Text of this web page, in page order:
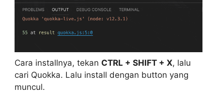
Cara installnya, tekan CTRL + SHIFT + X, lalu
cari Quokka. Lalu install dengan button yang
muncul.